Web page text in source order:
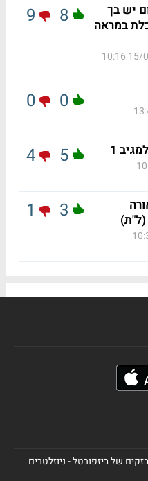
יש בך
במראה
15/
8
9
0
0
1
5
4
(ל"ת)
3
1
של ביזפורטל - ניוזלטרים